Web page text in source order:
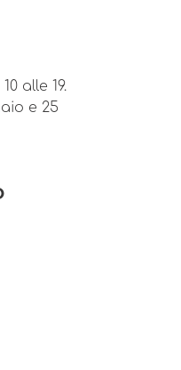
alle 19.
e 25